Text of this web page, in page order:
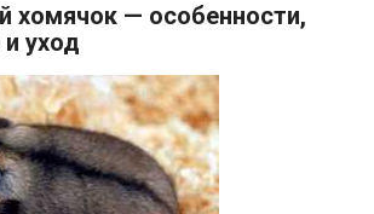
хомячок — особенности,
уход